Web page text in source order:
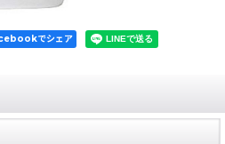
でシェア